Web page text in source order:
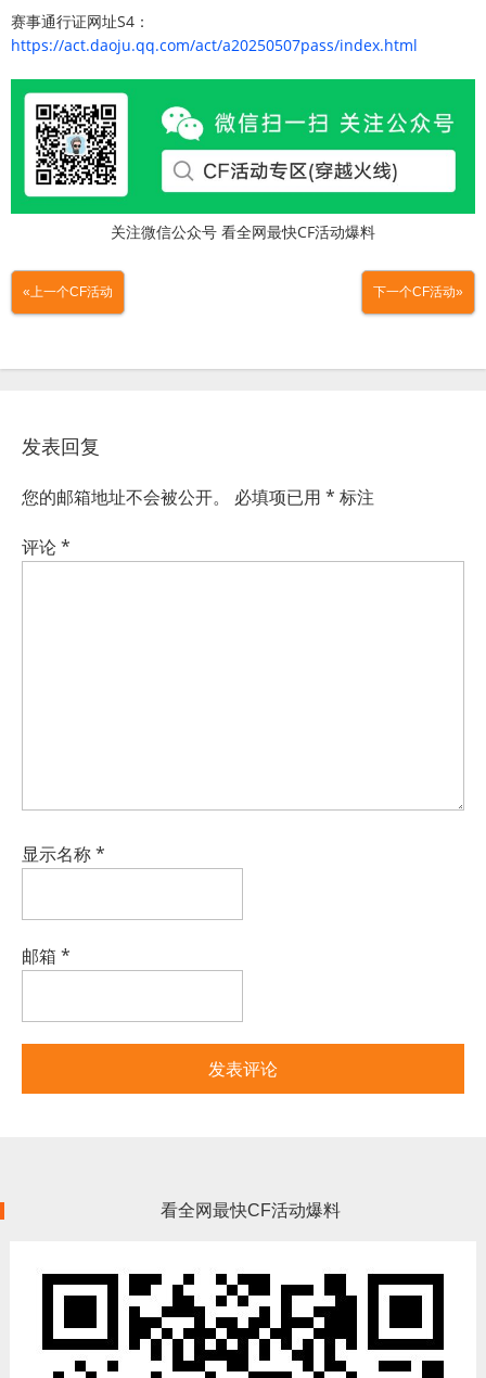
赛事通行证网址S4：
https://act.daoju.qq.com/act/a20250507pass/index.html
关注微信公众号 看全网最快CF活动爆料
«上一个CF活动 下一个CF活动»
发表回复
您的邮箱地址不会被公开。 必填项已用 * 标注
评论*
显示名称*
邮箱 *
看全网最快CF活动爆料